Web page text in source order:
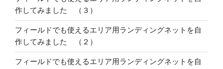
作してみました （３）
フィールドでも使えるエリア用ランディングネットを自
作してみました （２）
フィールドでも使えるエリア用ランディングネットを自